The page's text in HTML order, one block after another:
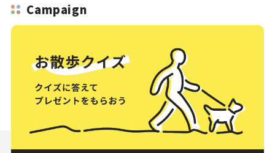
Campaign